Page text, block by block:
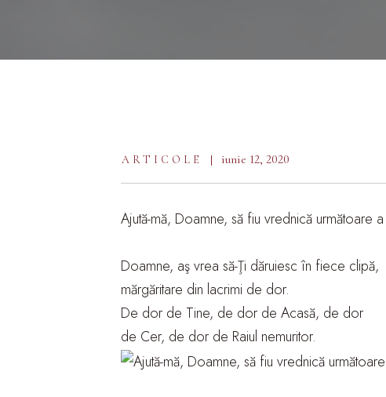
ARTICOLE iunie 12, 2020
Ajută-mă, Doamne, să fiu vrednică următoare
Doamne, aş vrea să-Ţi dăruiesc în fiece clipă,
mărgăritare din lacrimi de dor.
De dor de Tine, de dor de Acasă, de dor
de Cer, de dor de Raiul nemuritor.